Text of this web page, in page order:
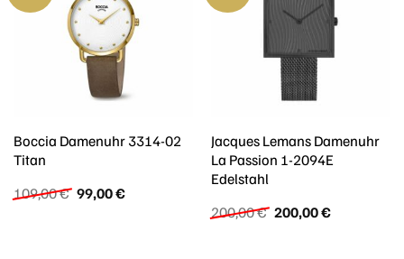
Boccia Damenuhr 3314-02
Titan
109,00€ Ursprünglicher
Preis
99,00€Aktueller
Jacques Lemans Damenuhr
La Passion 1-2094E
Edelstahl
200,00€ Ursprünglicher
Preis
200,00€Aktueller